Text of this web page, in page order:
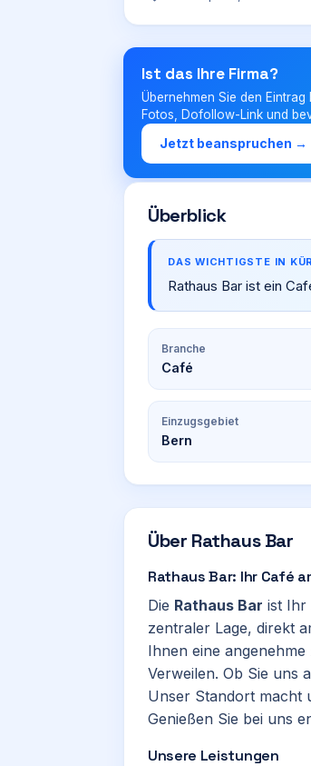
Ist das Ihre Firma?
Übernehmen Sie den
Fotos, Dofollow-Link und
Jetzt beanspruchen →
Überblick
DAS WICHTIGSTE IN
Rathaus Bar ist ein
Branche
Café
Einzugsgebiet
Bern
Über Rathaus Bar
Rathaus Bar: Ihr Café
Die Rathaus Bar ist Ihr
zentraler Lage, direkt
Ihnen eine
Verweilen. Ob Sie uns
Unser Standort macht
Genießen Sie bei uns
Unsere Leistungen